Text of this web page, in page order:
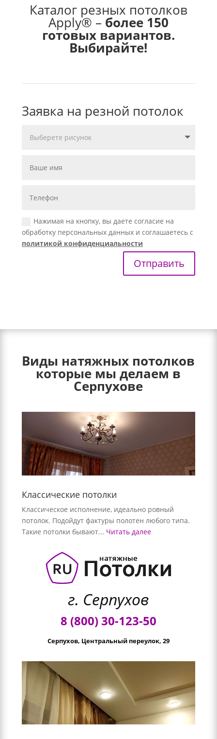
Каталог резных потолков
Apply® – более 150
готовых вариантов.
Выбирайте!
Заявка на резной потолок
Нажимая на кнопку, вы даете согласие на
обработку персональных данных и соглашаетесь с
политикой конфиденциальности
Отправить
Виды натяжных потолков
которые мы делаем в
Серпухове
Классические потолки
Классическое исполнение, идеально ровный
потолок. Подойдут фактуры полотен любого типа.
Такие потолки бывают... Читать далее
г. Серпухов
8 (800) 30-123-50
Серпухов, Центральный переулок, 29